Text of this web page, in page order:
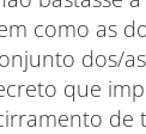
como as
dos/
que
de